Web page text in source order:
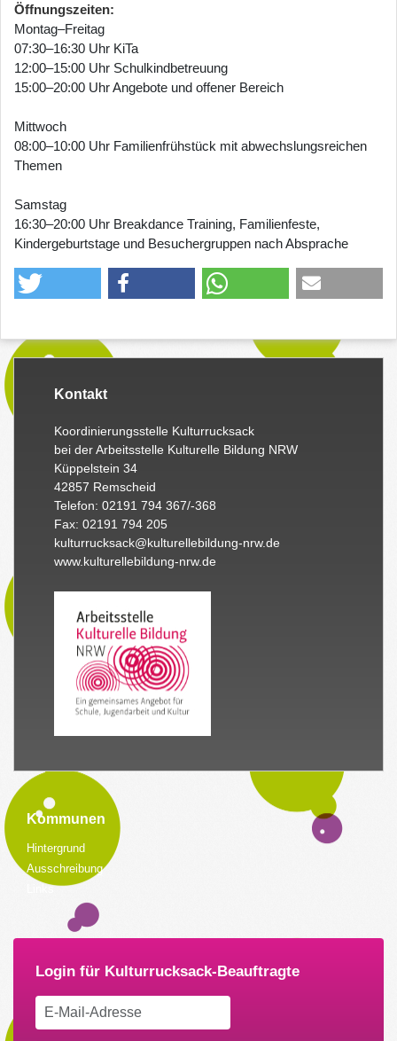
Öffnungszeiten
Montag–Freitag
07:30–16:30 Uhr KiTa
12:00–15:00 Uhr Schulkindbetreuung
15:00–20:00 Uhr Angebote und offener Bereich
Mittwoch
08:00–10:00 Uhr Familienfrühstück mit abwechslungsreichen
Themen
Samstag
16:30–20:00 Uhr Breakdance Training, Familienfeste,
Kindergeburtstage und Besuchergruppen nach Absprache
Kontakt
Koordinierungsstelle Kulturrucksack
bei der Arbeitsstelle Kulturelle Bildung NRW
Küppelstein 34
42857 Remscheid
Telefon: 02191 794 367/-368
Fax: 02191 794 205
kulturrucksack@kulturellebildung-nrw.de
www.kulturellebildung-nrw.de
Kommunen
Hintergrund
Ausschreibung
Links